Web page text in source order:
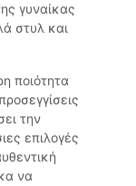
γυναίκας
στυλ και
ποιότητα
την
επιλογές
να